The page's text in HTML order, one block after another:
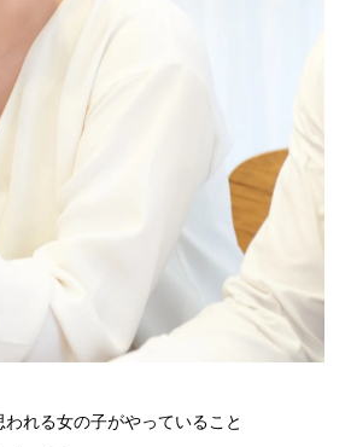
比較
本店
堂山店
十三
ム梅田店
Party Paradise
境
われる女の子がやっていること